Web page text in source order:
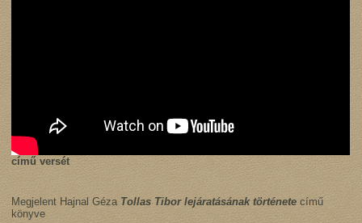
című versét
Megjelent Hajnal Géza Tollas Tibor lejáratásának története című
könyve